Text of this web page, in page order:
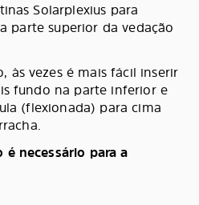
Solarplexius para
parte superior da vedação
às vezes é mais fácil inserir
fundo na parte inferior e
(flexionada) para cima
é necessário para a